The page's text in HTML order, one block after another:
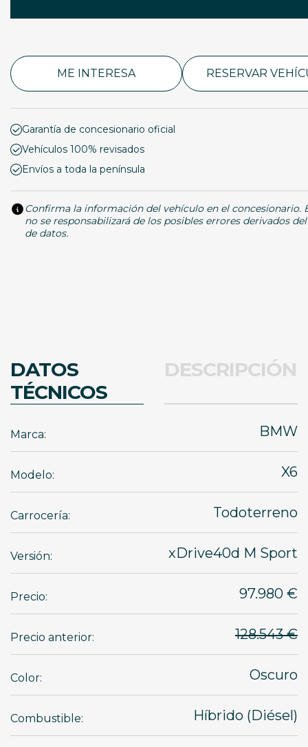
ME INTERESA RESERVAR
Garantía de concesionario oficial
Vehículos 100% revisados
Envíos a toda la península
Confirma la información del vehículo en el concesionario.
no se responsabilizará de los posibles errores derivados
de datos.
DATOS
TÉCNICOS
DESCRIPCIÓN
Marca: BMW
Modelo: X6
Carrocería: Todoterreno
Versión: xDrive40d M Sport
Precio: 97.980 €
Precio anterior: 128.543 €
Color: Oscuro
Combustible: Híbrido (Diésel)